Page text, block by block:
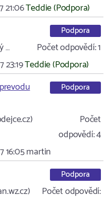
21:06Teddie (Podpora)
Podpora
… Počet odpovědí:1
23:19Teddie (Podpora)
Podpora
Počet
odpovědí:4
16:05martin
Podpora
Počet odpovědí: